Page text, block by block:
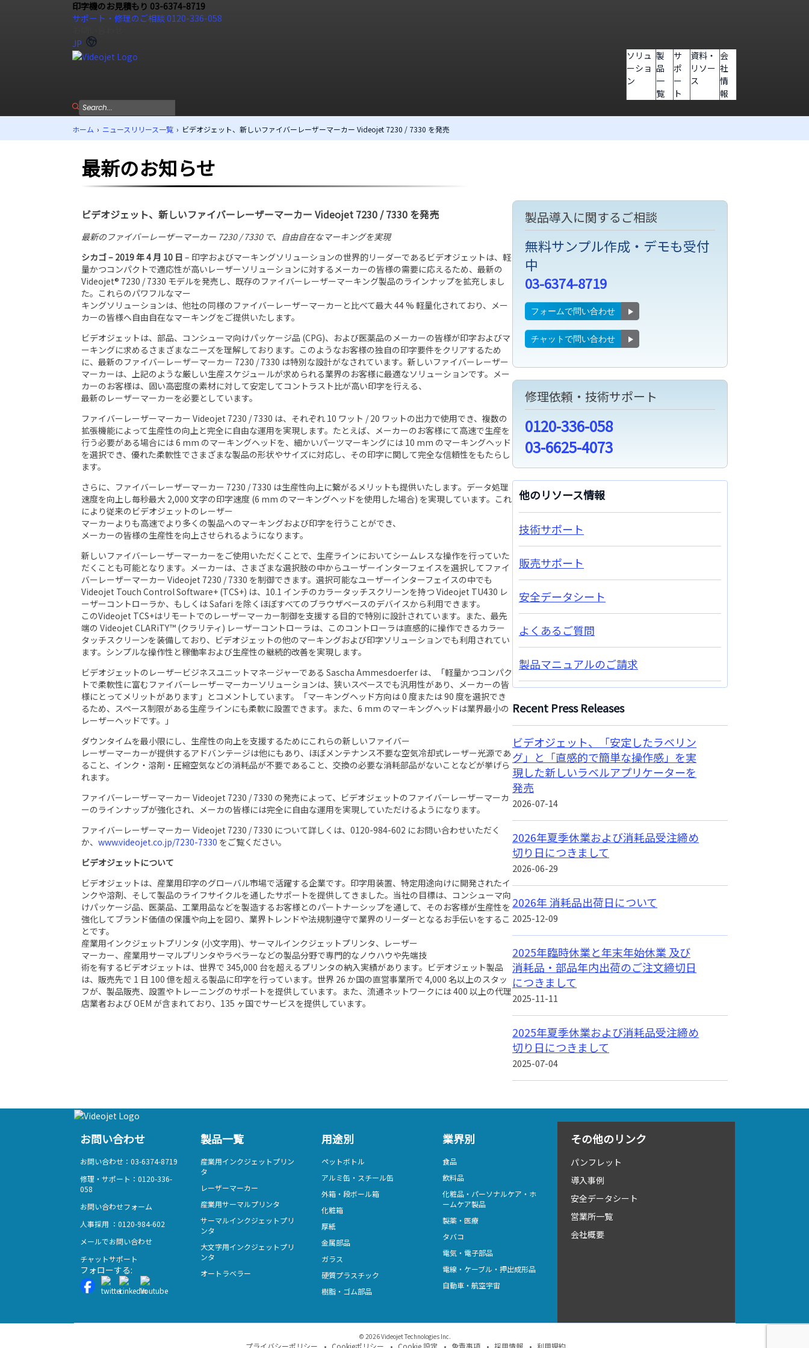
印字機のお見積もり 03-6374-8719
サポート・修理のご相談 0120-336-058
JP
ソリュ
ーショ
ン
製
品
一
覧
サ
ポ
ー
ト
資料・
リソー
ス
会
社
情
報
ホーム › ニュースリリース一覧 › ビデオジェット、新しいファイバーレーザーマーカー Videojet 7230 / 7330 を発売
最新のお知らせ
ビデオジェット、新しいファイバーレーザーマーカー Videojet 7230 / 7330 を発売
最新のファイバーレーザーマーカー 7230 / 7330 で、自由自在なマーキングを実現
シカゴ– 2019年4月 10 日 – 印字およびマーキングソリューションの世界的リーダーであるビデオジェットは、軽
量かつコンパクトで適応性が高いレーザーソリューションに対するメーカーの皆様の需要に応えるため、最新の
Videojet® 7230 / 7330 モデルを発売し、既存のファイバーレーザーマーキング製品のラインナップを拡充しまし
た。これらのパワフルなマー
キングソリューションは、他社の同様のファイバーレーザーマーカーと比べて最大 44 % 軽量化されており、メー
カーの皆様へ自由自在なマーキングをご提供いたします。
ビデオジェットは、部品、コンシューマ向けパッケージ品 (CPG)、および医薬品のメーカーの皆様が印字およびマ
ーキングに求めるさまざまなニーズを理解しております。このようなお客様の独自の印字要件をクリアするため
に、最新のファイバーレーザーマーカー 7230 / 7330 は特別な設計がなされています。新しいファイバーレーザー
マーカーは、上記のような厳しい生産スケジュールが求められる業界のお客様に最適なソリューションです。メー
カーのお客様は、固い高密度の素材に対して安定してコントラスト比が高い印字を行える、
最新のレーザーマーカーを必要としています。
ファイバーレーザーマーカー Videojet 7230 / 7330 は、それぞれ 10 ワット / 20 ワットの出力で使用でき、複数の
拡張機能によって生産性の向上と完全に自由な運用を実現します。たとえば、メーカーのお客様にて高速で生産を
行う必要がある場合には 6 mm のマーキングヘッドを、細かいパーツマーキングには 10 mm のマーキングヘッド
を選択でき、優れた柔軟性でさまざまな製品の形状やサイズに対応し、その印字に関して完全な信頼性をもたらし
ます。
さらに、ファイバーレーザーマーカー 7230 / 7330 は生産性向上に繋がるメリットも提供いたします。データ処理
速度を向上し毎秒最大 2,000 文字の印字速度 (6 mm のマーキングヘッドを使用した場合) を実現しています。これ
により従来のビデオジェットのレーザー
マーカーよりも高速でより多くの製品へのマーキングおよび印字を行うことができ、
メーカーの皆様の生産性を向上させられるようになります。
新しいファイバーレーザーマーカーをご使用いただくことで、生産ラインにおいてシームレスな操作を行っていた
だくことも可能となります。メーカーは、さまざまな選択肢の中からユーザーインターフェイスを選択してファイ
バーレーザーマーカー Videojet 7230 / 7330 を制御できます。選択可能なユーザーインターフェイスの中でも
Videojet Touch Control Software+ (TCS+) は、10.1 インチのカラータッチスクリーンを持つ Videojet TU430 レ
ーザーコントローラか、もしくは Safari を除くほぼすべてのブラウザベースのデバイスから利用できます。
このVideojet TCS+はリモートでのレーザーマーカー制御を支援する目的で特別に設計されています。また、最先
端の Videojet CLARiTY™ (クラリティ) レーザーコントローラは、このコントローラは直感的に操作できるカラー
タッチスクリーンを装備しており、ビデオジェットの他のマーキングおよび印字ソリューションでも利用されてい
ます。シンプルな操作性と稼働率および生産性の継続的改善を実現します。
ビデオジェットのレーザービジネスユニットマネージャーである Sascha Ammesdoerfer は、「軽量かつコンパク
トで柔軟性に富むファイバーレーザーマーカーソリューションは、狭いスペースでも汎用性があり、メーカーの皆
様にとってメリットがあります」とコメントしています。「マーキングヘッド方向は 0 度または 90 度を選択でき
るため、スペース制限がある生産ラインにも柔軟に設置できます。また、6 mm のマーキングヘッドは業界最小の
レーザーヘッドです。」
ダウンタイムを最小限にし、生産性の向上を支援するためにこれらの新しいファイバー
レーザーマーカーが提供するアドバンテージは他にもあり、ほぼメンテナンス不要な空気冷却式レーザー光源であ
ること、インク・溶剤・圧縮空気などの消耗品が不要であること、交換の必要な消耗部品がないことなどが挙げら
れます。
ファイバーレーザーマーカー Videojet 7230 / 7330 の発売によって、ビデオジェットのファイバーレーザーマーカ
ーのラインナップが強化され、メーカの皆様には完全に自由な運用を実現していただけるようになります。
ファイバーレーザーマーカー Videojet 7230 / 7330 について詳しくは、0120-984-602 にお問い合わせいただく
か、 www.videojet.co.jp/7230-7330 をご覧ください。
ビデオジェットについて
ビデオジェットは、産業用印字のグローバル市場で活躍する企業です。印字用装置、特定用途向けに開発されたイ
ンクや溶剤、そして製品のライフサイクルを通したサポートを提供してきました。当社の目標は、コンシューマ向
けパッケージ品、医薬品、工業用品などを製造するお客様とのパートナーシップを通して、そのお客様が生産性を
強化してブランド価値の保護や向上を図り、業界トレンドや法規制遵守で業界のリーダーとなるお手伝いをするこ
とです。
産業用インクジェットプリンタ (小文字用)、サーマルインクジェットプリンタ、レーザー
マーカー、産業用サーマルプリンタやラベラーなどの製品分野で専門的なノウハウや先端技
術を有するビデオジェットは、世界で 345,000 台を超えるプリンタの納入実績があります。ビデオジェット製品
は、販売先で 1 日 100 億を超える製品に印字を行っています。世界 26 か国の直営事業所で 4,000 名以上のスタッ
フが、製品販売、設置やトレーニングのサポートを提供しています。また、流通ネットワークには 400 以上の代理
店業者および OEM が含まれており、135 ヶ国でサービスを提供しています。
製品導入に関するご相談
無料サンプル作成・デモも受付
中
03-6374-8719
フォームで問い合わせ
チャットで問い合わせ
修理依頼・技術サポート
0120-336-058
03-6625-4073
他のリソース情報
技術サポート
販売サポート
安全データシート
よくあるご質問
製品マニュアルのご請求
Recent Press Releases
ビデオジェット、「安定したラベリン
グ」と「直感的で簡単な操作感」を実
現した新しいラベルアプリケーターを
発売
2026-07-14
2026年夏季休業および消耗品受注締め
切り日につきまして
2026-06-29
2026年 消耗品出荷日について
2025-12-09
2025年臨時休業と年末年始休業 及び
消耗品・部品年内出荷のご注文締切日
につきまして
2025-11-11
2025年夏季休業および消耗品受注締め
切り日につきまして
2025-07-04
お問い合わせ
お問い合わせ：03-6374-8719
修理・サポート：0120-336-
058
お問い合わせフォーム
人事採用 ：0120-984-602
メールでお問い合わせ
チャットサポート
フォローする:
製品一覧
産業用インクジェットプリン
タ
レーザーマーカー
産業用サーマルプリンタ
サーマルインクジェットプリ
ンタ
大文字用インクジェットプリ
ンタ
オートラベラー
用途別
ペットボトル
アルミ缶・スチール缶
外箱・段ボール箱
化粧箱
厚紙
金属部品
ガラス
硬質プラスチック
樹脂・ゴム部品
業界別
食品
飲料品
化粧品・パーソナルケア・ホ
ームケア製品
製薬・医療
タバコ
電気・電子部品
電線・ケーブル・押出成形品
自動車・航空宇宙
その他のリンク
パンフレット
導入事例
安全データシート
営業所一覧
会社概要
© 2026 Videojet Technologies Inc.